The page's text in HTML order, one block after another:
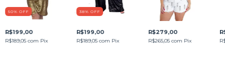
50% OFF
R$199,00
R$189,05com Pix
38%OFF
R$199,00
R$189,05com Pix
R$279,00
R$265,05com Pix